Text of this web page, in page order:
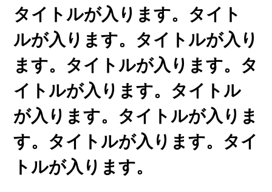
タイトルが入ります。タイト
ルが入ります。タイトルが入り
ます。タイトルが入ります。タ
イトルが入ります。タイトル
が入ります。タイトルが入りま
す。タイトルが入ります。タイ
トルが入ります。